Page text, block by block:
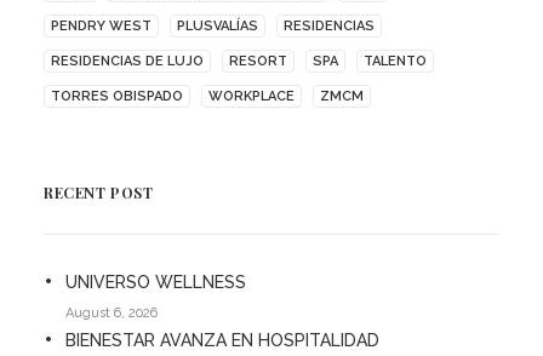
PENDRY WEST PLUSVALÍAS RESIDENCIAS
RESIDENCIAS DE LUJO RESORT SPA TALENTO
TORRES OBISPADO WORKPLACE ZMCM
RECENT POST
UNIVERSO WELLNESS
August 6, 2026
BIENESTAR AVANZA EN HOSPITALIDAD